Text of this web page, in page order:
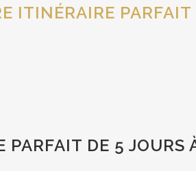
ITINÉRAIRE
PARFAIT DE 5 JOURS